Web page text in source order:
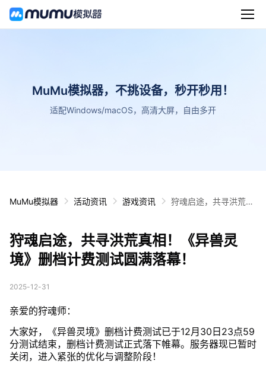
MuMu模拟器，不挑设备，秒开秒用！
适配Windows/macOS，高清大屏，自由多开
MuMu模拟器 活动资讯 游戏资讯
狩魂启途，共寻洪荒真
狩魂启途，共寻洪荒真相！《异兽灵
境》删档计费测试圆满落幕！
2025-12-31
亲爱的狩魂师：
大家好，《异兽灵境》删档计费测试已于12月30日23点59
分测试结束，删档计费测试正式落下帷幕。服务器现已暂时
关闭，进入紧张的优化与调整阶段！